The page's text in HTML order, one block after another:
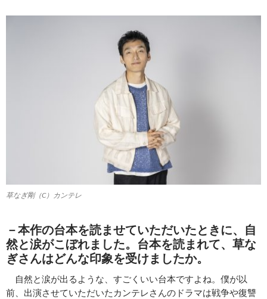
草なぎ剛（C）カンテレ
－本作の台本を読ませていただいたときに、自
然と涙がこぼれました。台本を読まれて、草な
ぎさんはどんな印象を受けましたか。
自然と涙が出るような、すごくいい台本ですよね。僕が以
前、出演させていただいたカンテレさんのドラマは戦争や復讐